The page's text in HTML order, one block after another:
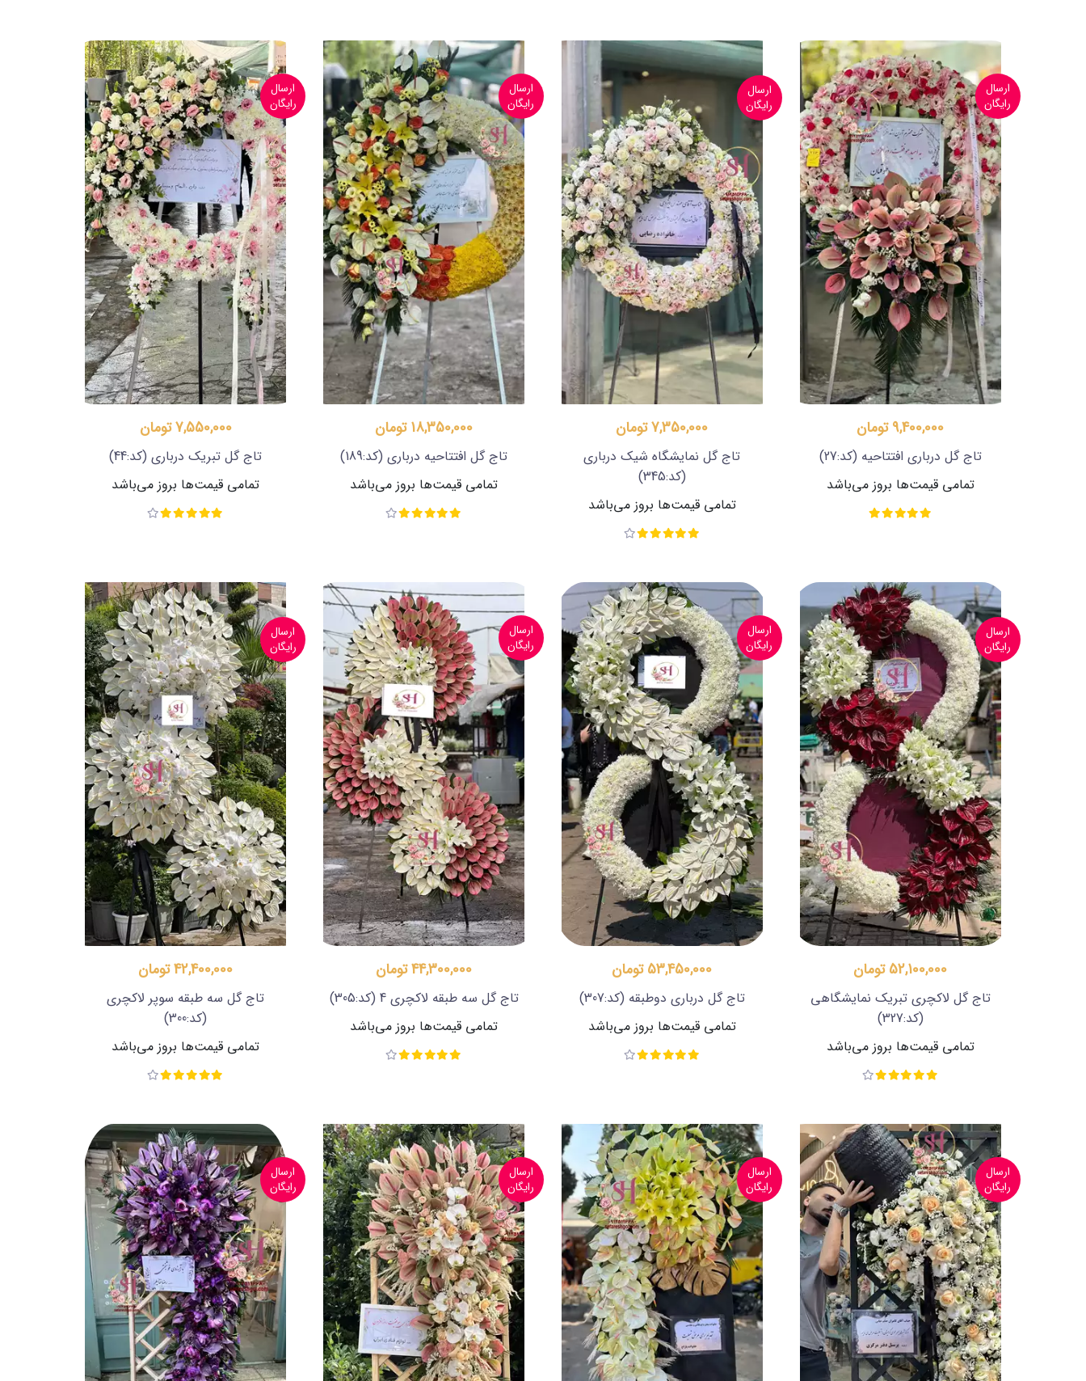
ارسال
رایگان
9,400,000 تومان
تاج گل درباری افتتاحیه (کد:27)
تمامی قیمت‌ها بروز می‌باشد
ارسال
رایگان
7,350,000 تومان
تاج گل نمایشگاه شیک درباری
(کد:345)
تمامی قیمت‌ها بروز می‌باشد
ارسال
رایگان
18,350,000 تومان
تاج گل افتتاحیه درباری (کد:189)
تمامی قیمت‌ها بروز می‌باشد
ارسال
رایگان
7,550,000 تومان
تاج گل تبریک درباری (کد:44)
تمامی قیمت‌ها بروز می‌باشد
ارسال
رایگان
52,100,000 تومان
تاج گل لاکچری تبریک نمایشگاهی
(کد:327)
تمامی قیمت‌ها بروز می‌باشد
ارسال
رایگان
53,450,000 تومان
تاج گل درباری دوطبقه (کد:307)
تمامی قیمت‌ها بروز می‌باشد
ارسال
رایگان
44,300,000 تومان
تاج گل سه طبقه لاکچری 4 (کد:305)
تمامی قیمت‌ها بروز می‌باشد
ارسال
رایگان
42,400,000 تومان
تاج گل سه طبقه سوپر لاکچری
(کد:300)
تمامی قیمت‌ها بروز می‌باشد
ارسال
رایگان
ارسال
رایگان
ارسال
رایگان
ارسال
رایگان